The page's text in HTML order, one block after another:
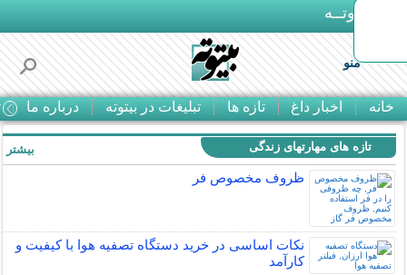
بـیتوتــه
منو
خانه اخبار داغ تازه ها تبلیغات در بیتوته درباره ما
تازه های مهارتهای زندگی
ظروف مخصوص فر
نکات اساسی در خرید دستگاه تصفیه هوا با کیفیت و
کارآمد
بیشتر